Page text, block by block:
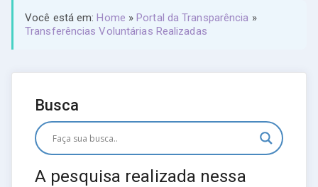
Você está em:Home »Portal da Transparência »
Transferências Voluntárias Realizadas
Busca
A pesquisa realizada nessa